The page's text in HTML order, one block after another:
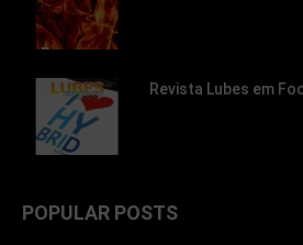
Revista Lubes em
POPULAR POSTS